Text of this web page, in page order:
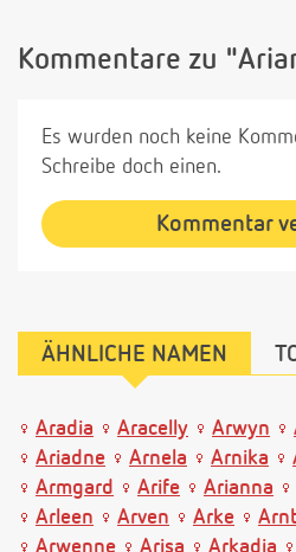
Kommentare zu
Es wurden noch keine
Schreibe doch einen.
Kommentar
ÄHNLICHE NAMEN
Aradia Aracelly Arwyn
Ariadne
Arnela Arnika
Armgard
Arife Arianna
Arleen
Arven Arke
Arwenne
Arisa Arkadia